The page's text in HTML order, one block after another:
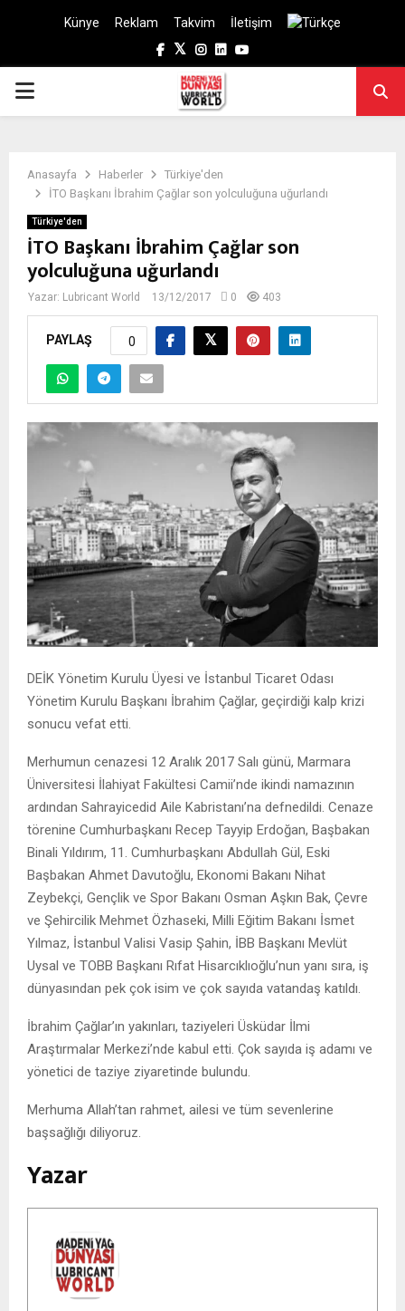
Künye Reklam Takvim
İletişim
Facebook
TwitterInstagram
LinkedinYoutube
PRIMARY
Anasayfa Haberler
Türkiye'den
İTO Başkanı İbrahim Çağlar son yolculuğuna uğurlandı
Türkiye'den
İTO Başkanı İbrahim Çağlar son
yolculuğuna uğurlandı
Yazar: Lubricant World 13/12/2017 0 403
PAYLAŞ 0
DEİK Yönetim Kurulu Üyesi ve İstanbul Ticaret Odası
Yönetim Kurulu Başkanı İbrahim Çağlar, geçirdiği kalp krizi
sonucu vefat etti.
Merhumun cenazesi 12 Aralık 2017 Salı günü, Marmara
Üniversitesi İlahiyat Fakültesi Camii’nde ikindi namazının
ardından Sahrayicedid Aile Kabristanı’na defnedildi. Cenaze
törenine Cumhurbaşkanı Recep Tayyip Erdoğan, Başbakan
Binali Yıldırım, 11. Cumhurbaşkanı Abdullah Gül, Eski
Başbakan Ahmet Davutoğlu, Ekonomi Bakanı Nihat
Zeybekçi, Gençlik ve Spor Bakanı Osman Aşkın Bak, Çevre
ve Şehircilik Mehmet Özhaseki, Milli Eğitim Bakanı İsmet
Yılmaz, İstanbul Valisi Vasip Şahin, İBB Başkanı Mevlüt
Uysal ve TOBB Başkanı Rıfat Hisarcıklıoğlu’nun yanı sıra, iş
dünyasından pek çok isim ve çok sayıda vatandaş katıldı.
İbrahim Çağlar’ın yakınları, taziyeleri Üsküdar İlmi
Araştırmalar Merkezi’nde kabul etti. Çok sayıda iş adamı ve
yönetici de taziye ziyaretinde bulundu.
Merhuma Allah’tan rahmet, ailesi ve tüm sevenlerine
başsağlığı diliyoruz.
Yazar